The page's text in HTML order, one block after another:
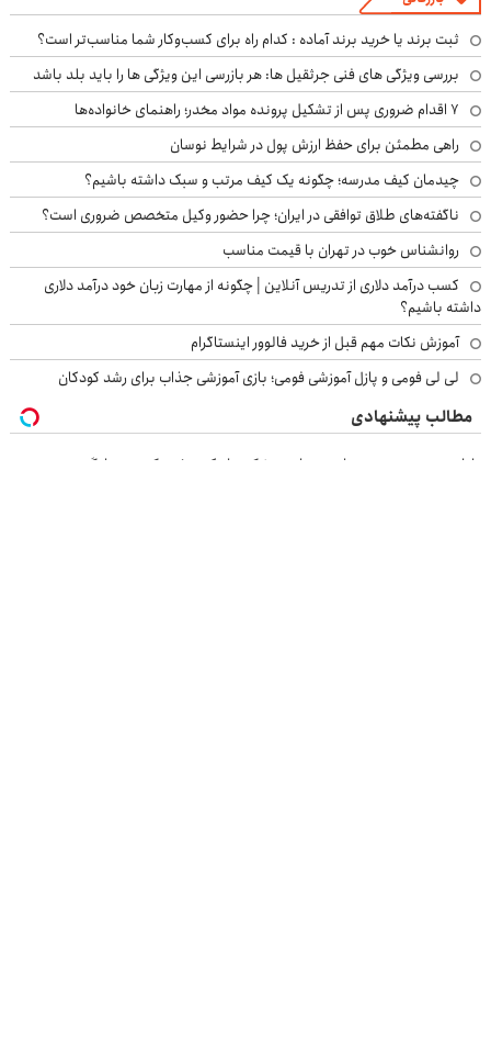
ثبت برند یا خرید برند آماده : کدام راه برای کسب‌وکار شما مناسب‌تر است؟
بررسی ویژگی های فنی جرثقیل ها: هر بازرسی این ویژگی ها را باید بلد باشد
۷ اقدام ضروری پس از تشکیل پرونده مواد مخدر؛ راهنمای خانواده‌ها
راهی مطمئن برای حفظ ارزش پول در شرایط نوسان
چیدمان کیف مدرسه؛ چگونه یک کیف مرتب و سبک داشته باشیم؟
ناگفته‌های طلاق توافقی در ایران؛ چرا حضور وکیل متخصص ضروری است؟
روانشناس خوب در تهران با قیمت مناسب
کسب درآمد دلاری از تدریس آنلاین | چگونه از مهارت زبان خود درآمد دلاری
داشته باشیم؟
آموزش نکات مهم قبل از خرید فالوور اینستاگرام
لی لی فومی و پازل آموزشی فومی؛ بازی آموزشی جذاب برای رشد کودکان
مطالب پیشنهادی
پایان دغدغه هزینه های دندان پزشکی با پک سفید کننده خانگی